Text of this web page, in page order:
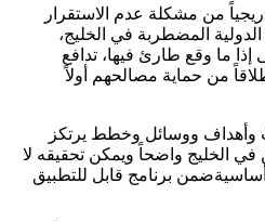
من مشكلة عدم الاستقرار
المضطربة في الخليج،
ما وقع طارئ فيها، تدافع
من حماية مصالحهم أولاً
وأهداف ووسائل وخطط يرتكز
في الخليج واضحاً ويمكن تحقيقه لا
برنامج قابل للتطبيق